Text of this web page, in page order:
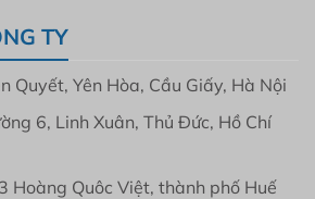
TY
Quyết, Yên Hòa, Cầu Giấy, Hà Nội
6, Linh Xuân, Thủ Đức, Hồ Chí
Hoàng Quôc Việt, thành phố Huế